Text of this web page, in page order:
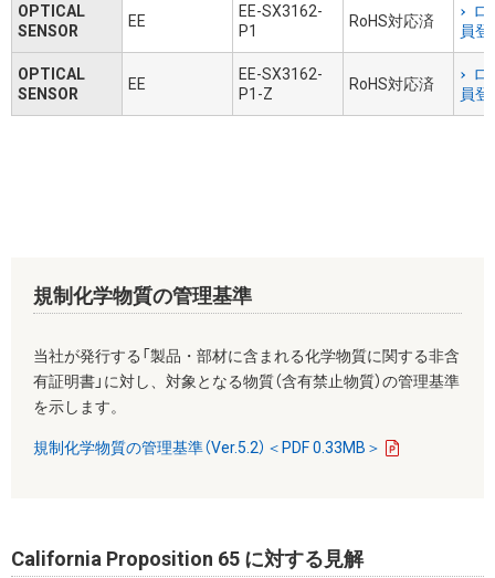
OPTICAL
SENSOR
EE
EE-SX3162-
P1
RoHS対応済
ロ
員登
OPTICAL
SENSOR
EE
EE-SX3162-
P1-Z
RoHS対応済
ロ
員登
規制化学物質の管理基準
当社が発行する「製品・部材に含まれる化学物質に関する非含
有証明書」に対し、対象となる物質（含有禁止物質）の管理基準
を示します。
規制化学物質の管理基準（Ver.5.2）＜PDF 0.33MB＞
California Proposition 65 に対する見解